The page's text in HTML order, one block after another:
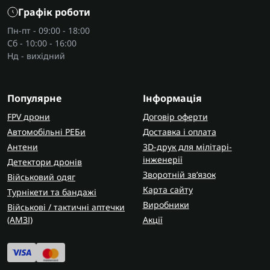
знайти зручне спорядження для будь-яких умов.
Кому підходять смарт годинники?
Військовим
спальниками
Спортсменам
- для моніторингу тренувань.
Офісним працівникам
- для зручності та
Кожен знайде свій стиль і функції, які
відповідають способу життя.
Види та основні функції
Smart годинники бувають:
Тактичні
Спортивні
Графік роботи
Пн-пт - 09:00 - 18:00
Сб - 10:00 - 16:00
Нд - вихідний
Популярне
FPV дрони
Автомобільні РЕБи
Антени
Детектори дронів
Військовий одяг
Турнікети та бандажі
Військові / тактичні аптечки
(AMЗІ)
Інформація
Договір оферти
Доставка і оплата
3D-друк для мілітарі-
інженерії
Зворотній зв’язок
Карта сайту
Виробники
Акції